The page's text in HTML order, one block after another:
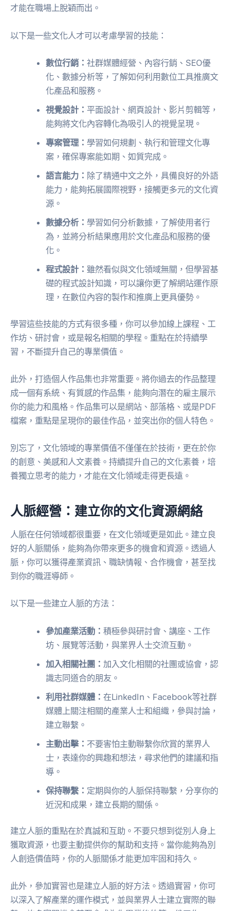
才能在職場上脫穎而出。
以下是一些文化人才可以考慮學習的技能：
數位行銷：社群媒體經營、內容行銷、SEO優
化、數據分析等，了解如何利用數位工具推廣文
化產品和服務。
視覺設計： 平面設計、網頁設計、影片剪輯等，
能夠將文化內容轉化為吸引人的視覺呈現。
專案管理： 學習如何規劃、執行和管理文化專
案，確保專案能如期、如質完成。
語言能力： 除了精通中文之外，具備良好的外語
能力，能夠拓展國際視野，接觸更多元的文化資
源。
數據分析： 學習如何分析數據，了解使用者行
為，並將分析結果應用於文化產品和服務的優
化。
程式設計： 雖然看似與文化領域無關，但學習基
礎的程式設計知識，可以讓你更了解網站運作原
理，在數位內容的製作和推廣上更具優勢。
學習這些技能的方式有很多種，你可以參加線上課程、工
作坊、研討會，或是報名相關的學程。重點在於持續學
習，不斷提升自己的專業價值。
此外，打造個人作品集也非常重要。將你過去的作品整理
成一個有系統、有質感的作品集，能夠向潛在的雇主展示
你的能力和風格。作品集可以是網站、部落格、或是PDF
檔案，重點是呈現你的最佳作品，並突出你的個人特色。
別忘了，文化領域的專業價值不僅僅在於技術，更在於你
的創意、美感和人文素養。持續提升自己的文化素養，培
養獨立思考的能力，才能在文化領域走得更長遠。
人脈經營：建立你的文化資源網絡
人脈在任何領域都很重要，在文化領域更是如此。建立良
好的人脈關係，能夠為你帶來更多的機會和資源。透過人
脈，你可以獲得產業資訊、職缺情報、合作機會，甚至找
到你的職涯導師。
以下是一些建立人脈的方法：
參加產業活動：積極參與研討會、講座、工作
坊、展覽等活動，與業界人士交流互動。
加入相關社團： 加入文化相關的社團或協會，認
識志同道合的朋友。
利用社群媒體：在LinkedIn、Facebook等社群
媒體上關注相關的產業人士和組織，參與討論，
建立聯繫。
主動出擊： 不要害怕主動聯繫你欣賞的業界人
士，表達你的興趣和想法，尋求他們的建議和指
導。
保持聯繫： 定期與你的人脈保持聯繫，分享你的
近況和成果，建立長期的關係。
建立人脈的重點在於真誠和互助。不要只想到從別人身上
獲取資源，也要主動提供你的幫助和支持。當你能夠為別
人創造價值時，你的人脈關係才能更加牢固和持久。
此外，參加實習也是建立人脈的好方法。透過實習，你可
以深入了解產業的運作模式，並與業界人士建立實際的聯